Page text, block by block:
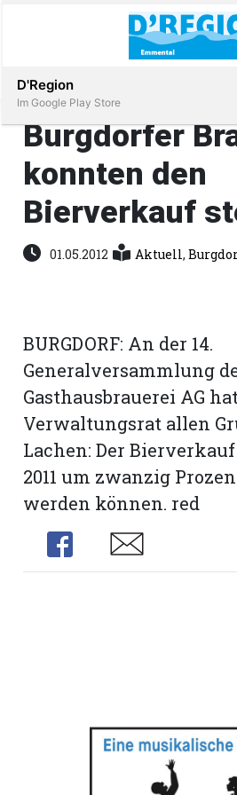
Immobilien
Veranstaltungen
Paper
App
Burgdorfer
konnten den
Bierverkauf
01.05.2012 Aktuell,
BURGDORF: An der 14.
Generalversammlung
Gasthausbrauerei AG
Verwaltungsrat allen
Lachen: Der
2011 um zwanzig
werden können. red
Share
Share
D'Region
Im Google Play Store